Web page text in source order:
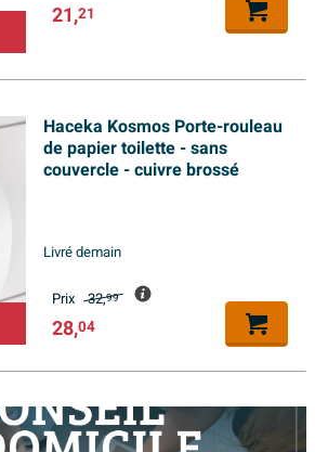
21,21
Haceka Kosmos Porte-rouleau
de papier toilette - sans
couvercle - cuivre brossé
Livré demain
Prix 32,99
28,04